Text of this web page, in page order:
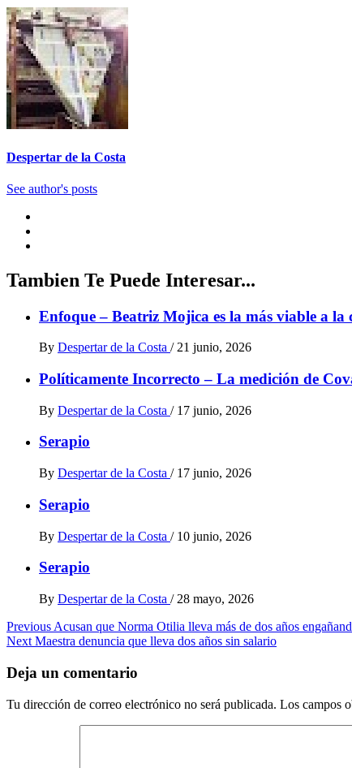
Despertar de la Costa
See author's posts
Tambien Te Puede Interesar...
Enfoque – Beatriz Mojica es la más viable a
By Despertar de la Costa / 21 junio, 2026
Políticamente Incorrecto – La medición de
By Despertar de la Costa / 17 junio, 2026
Serapio
By Despertar de la Costa / 17 junio, 2026
Serapio
By Despertar de la Costa / 10 junio, 2026
Serapio
By Despertar de la Costa / 28 mayo, 2026
Post
navigation
Previous Acusan que Norma Otilia lleva más de dos años
Next Maestra denuncia que lleva dos años sin salario
Deja un comentario
Tu dirección de correo electrónico no será publicada. Los campos